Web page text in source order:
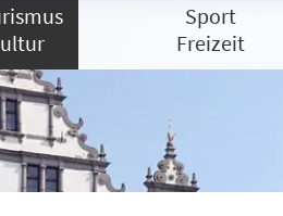
Sport
Freizeit